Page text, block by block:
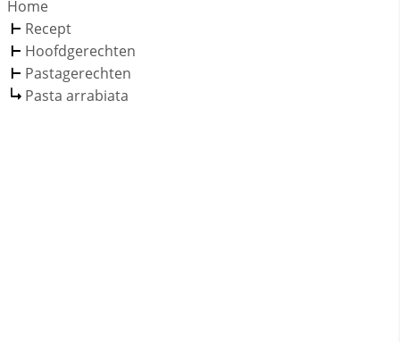
Home
Recept
Hoofdgerechten
Pastagerechten
Pasta arrabiata